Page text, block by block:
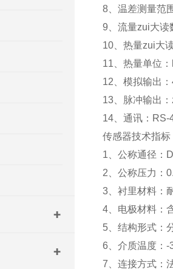
8、温差测量
9、流量zui大
10、热量zui大
11、热量单位
12、模拟输出
13、脉冲输出
14、通讯：
传感器技术指
1、公称通径：
2、公称压力：
3、衬里材料：
4、电极材料：
5、结构形式：
6、介质温度
7、连接方式：